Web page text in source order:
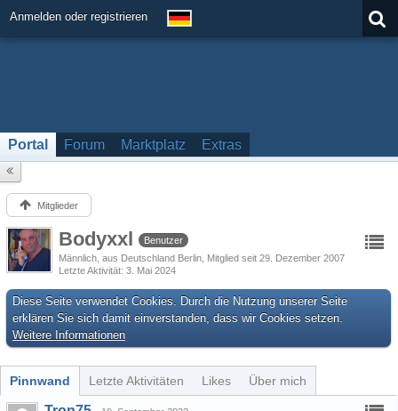
Anmelden oder registrieren
Portal Forum Marktplatz Extras
Mitglieder
Bodyxxl
Benutzer
Männlich aus Deutschland Berlin Mitglied seit 29. Dezember 2007
Letzte Aktivität 3. Mai 2024
Diese Seite verwendet Cookies. Durch die Nutzung unserer Seite
erklären Sie sich damit einverstanden, dass wir Cookies setzen.
Weitere Informationen
Pinnwand Letzte Aktivitäten Likes Über mich